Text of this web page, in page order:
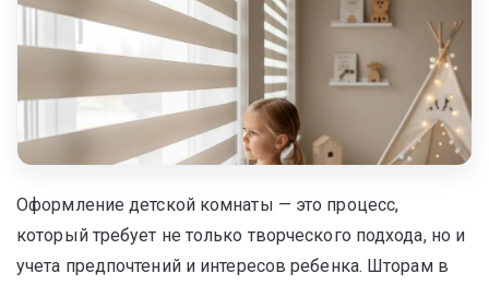
Оформление детской комнаты — это процесс,
который требует не только творческого подхода, но и
учета предпочтений и интересов ребенка. Шторам в